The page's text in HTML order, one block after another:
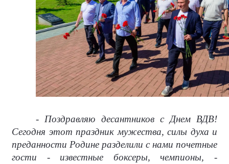
- Поздравляю десантников с Днем ВДВ!
Сегодня этот праздник мужества, силы духа и
преданности Родине разделили с нами почетные
гости - известные боксеры, чемпионы, -